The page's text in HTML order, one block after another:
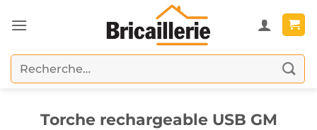
au
Recherche
pour :
Torche rechargeable USB GM